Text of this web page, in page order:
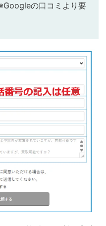
※Googleの口コミより要